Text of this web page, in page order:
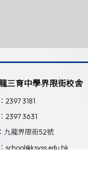
三育中學界限街校舍
2397 3181
2397 3631
九龍界限街52號
school@ksyss.edu.hk